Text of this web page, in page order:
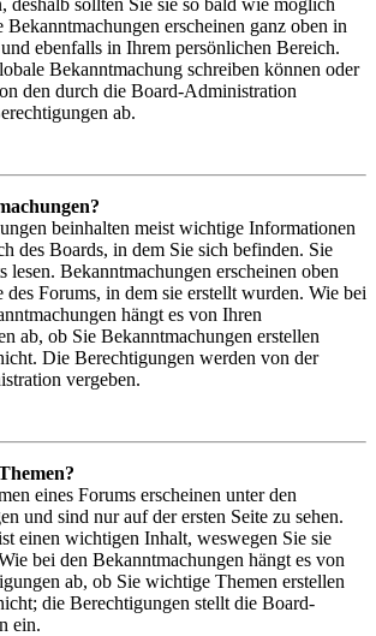
Bekanntmachungen erscheinen ganz oben in
ebenfalls in Ihrem persönlichen Bereich.
Bekanntmachung schreiben können oder
den durch die Board-Administration
ab.
beinhalten meist wichtige Informationen
des Boards, in dem Sie sich befinden. Sie
lesen. Bekanntmachungen erscheinen oben
des Forums, in dem sie erstellt wurden. Wie bei
hängt es von Ihren
ab, ob Sie Bekanntmachungen erstellen
Die Berechtigungen werden von der
vergeben.
eines Forums erscheinen unter den
und sind nur auf der ersten Seite zu sehen.
einen wichtigen Inhalt, weswegen Sie sie
bei den Bekanntmachungen hängt es von
ab, ob Sie wichtige Themen erstellen
die Berechtigungen stellt die Board-
ein.